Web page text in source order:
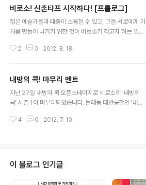
비로소! 신촌타프 시작하다! [프롤로그]
젊은 예술가들과 대중이 소통할 수 있고, 그들 서로에게 가
치를 만들어 나가기 위한 것이 비로소가 하고자 하는 일이
로젝트를 진행했습니다. 리뉴얼은 새로운 것을 만들어 내
인가에 대한 결정을 해야합니다. 또한 변화하는 부분이 기
존의 이미지와 얼마나 자연스럽게 이어질 것인가에 대한
염두가 필요하기도 하죠. 신촌타프TAF는 Total Art Fest
있는 공간이기를 희망합니다. 젊고 신선한 시선을 가진 예
2 0 2012. 8. 18.
내방의 콕! 마무리 멘트
지난 27일 내방의 콕 오픈스테이지로 비로소의 ‘내방의
콕’ 시즌 1이 마무리되었습니다. 문래동 대안공간인 ‘내
었던 이번 시즌 1은 기대와 설렘만큼 즐거운 에피소드들도
뷰 http://biroso.co.kr/?p=372 내방의 독일어 리뷰 ht
tp://biroso.co.kr/?p=264 아직은 걸음마단계인 ‘비로
소’를 믿고 혼신의 힘을 다해 강좌를 이끌어 주신 선생님들
4 0 2012. 7. 10.
이 블로그 인기글